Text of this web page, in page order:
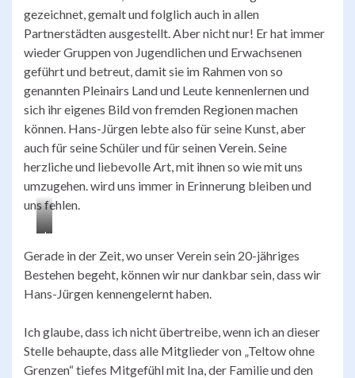
gezeichnet, gemalt und folglich auch in allen
Partnerstädten ausgestellt. Aber nicht nur! Er hat immer
wieder Gruppen von Jugendlichen und Erwachsenen
geführt und betreut, damit sie im Rahmen von so
genannten Pleinairs Land und Leute kennenlernen und
sich ihr eigenes Bild von fremden Regionen machen
können. Hans-Jürgen lebte also für seine Kunst, aber
auch für seine Schüler und für seinen Verein. Seine
herzliche und liebevolle Art, mit ihnen so wie mit uns
umzugehen. wird uns immer in Erinnerung bleiben und
uns fehlen.
b
d
r
Gerade in der Zeit, wo unser Verein sein 20-jähriges
Bestehen begeht, können wir nur dankbar sein, dass wir
Hans-Jürgen kennengelernt haben.
Ich glaube, dass ich nicht übertreibe, wenn ich an dieser
Stelle behaupte, dass alle Mitglieder von „Teltow ohne
Grenzen“ tiefes Mitgefühl mit Ina, der Familie und den